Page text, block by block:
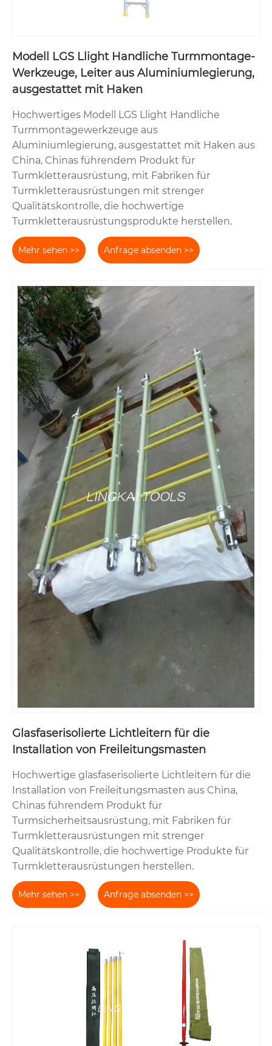
Modell LGS Llight Handliche Turmmontage-
Werkzeuge, Leiter aus Aluminiumlegierung,
ausgestattet mit Haken
Hochwertiges Modell LGS Llight Handliche
Turmmontagewerkzeuge aus
Aluminiumlegierung, ausgestattet mit Haken aus
China, Chinas führendem Produkt für
Turmkletterausrüstung, mit Fabriken für
Turmkletterausrüstungen mit strenger
Qualitätskontrolle, die hochwertige
Turmkletterausrüstungsprodukte herstellen.
Mehr sehen >> Anfrage absenden >>
Glasfaserisolierte Lichtleitern für die
Installation von Freileitungsmasten
Hochwertige glasfaserisolierte Lichtleitern für die
Installation von Freileitungsmasten aus China,
Chinas führendem Produkt für
Turmsicherheitsausrüstung, mit Fabriken für
Turmkletterausrüstungen mit strenger
Qualitätskontrolle, die hochwertige Produkte für
Turmkletterausrüstungen herstellen.
Mehr sehen >> Anfrage absenden >>